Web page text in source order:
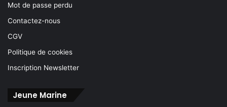
Mot de passe perdu
Contactez-nous
CGV
Politique de cookies
Inscription Newsletter
Jeune Marine